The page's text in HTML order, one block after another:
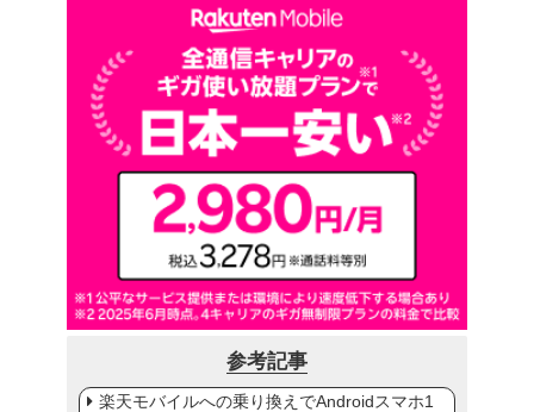
参考記事
楽天モバイルへの乗り換えでAndroidスマホ1